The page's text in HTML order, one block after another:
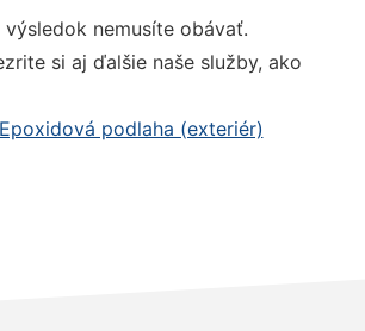
výsledok nemusíte obávať.
si aj ďalšie naše služby, ako
Epoxidová podlaha (exteriér)